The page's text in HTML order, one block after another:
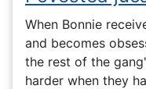
When Bonnie
and becomes
the rest of the
harder when they